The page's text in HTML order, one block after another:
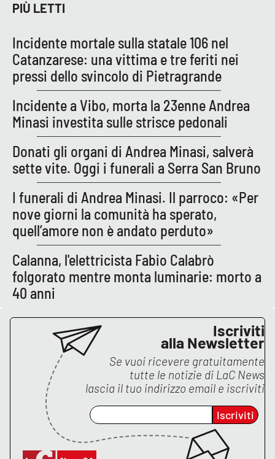
Venti di comunicazione
STREAMING
LaC TV
LaC Network
LaC OnAir
EDIZIONI
LOCALI
Catanzaro
Vibo Valentia
Reggio Calabria
Cosenza
Lamezia Terme
PIÙ LETTI
Incidente mortale sulla statale 106 nel
Catanzarese: una vittima e tre feriti nei
pressi dello svincolo di Pietragrande
Incidente a Vibo, morta la 23enne Andrea
Minasi investita sulle strisce pedonali
Donati gli organi di Andrea Minasi, salverà
sette vite. Oggi i funerali a Serra San Bruno
I funerali di Andrea Minasi. Il parroco: «Per
nove giorni la comunità ha sperato,
quell’amore non è andato perduto»
Calanna, l'elettricista Fabio Calabrò
folgorato mentre monta luminarie: morto a
40 anni
Iscriviti
alla Newsletter
Se vuoi ricevere gratuitamente
tutte le notizie di LaC News
lascia il tuo indirizzo email e iscriviti
Iscriviti